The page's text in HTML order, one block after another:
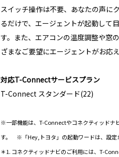
スイッチ操作は不要、あなたの声に
るだけで、エージェントが起動して
す。また、エアコンの温度調整や窓
ざまなご要望にエージェントがお応え
対応T-Connectサービスプラン
T-Connect スタンダード(22)
※一部機能は、T-Connectやコネクティッドナ
す。 ※「Hey,トヨタ」の起動ワードは、設定
＊1. コネクティッドナビのご利用には、T-